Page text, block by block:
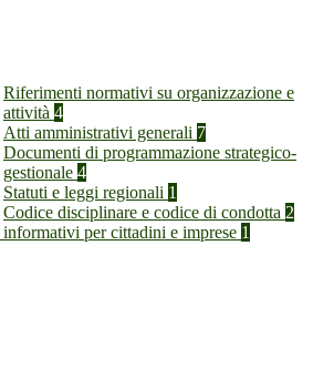
Riferimenti normativi su organizzazione e
attività 4
Atti amministrativi generali 7
Documenti di programmazione strategico-
gestionale 4
Statuti e leggi regionali 1
Codice disciplinare e codice di condotta 2
per cittadini e imprese 1